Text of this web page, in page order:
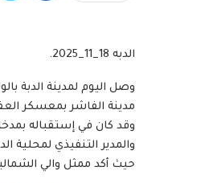
الدبه 18_11_2025.
وصل اليوم لمدينة الدبة
مدينة الفاشر بمعسكر
وقد كان في إستقباله
والمدير التنفيذي لمحلية
حيث أكد ممثل والي